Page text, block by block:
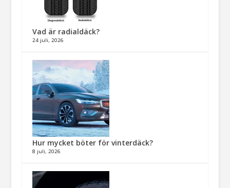
Vad är radialdäck?
24 juli, 2026
Hur mycket böter för vinterdäck?
8 juli, 2026